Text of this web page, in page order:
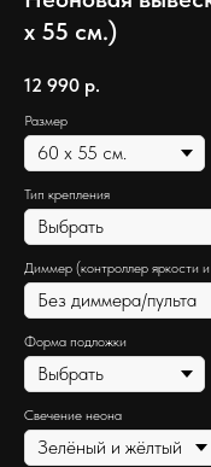
х 55 см.)
12 990 р.
Размер
Тип крепления
Диммер (контроллер яркости
Форма подложки
Свечение неона